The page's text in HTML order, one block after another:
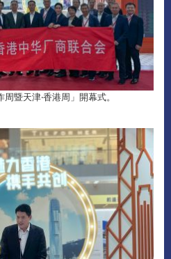
暨天津‧香港周」開幕式。